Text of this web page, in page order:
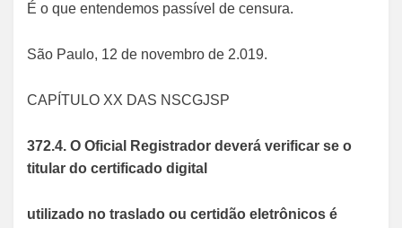
É o que entendemos passível de censura.
São Paulo, 12 de novembro de 2.019.
CAPÍTULO XX DAS NSCGJSP
372.4. O Oficial Registrador deverá verificar se o
titular do certificado digital
utilizado no traslado ou certidão eletrônicos é